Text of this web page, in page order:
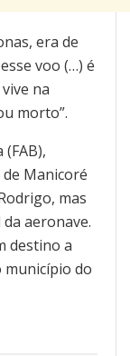
era de
voo (…) é
na
morto”.
Manicoré
mas
aeronave.
destino a
município do